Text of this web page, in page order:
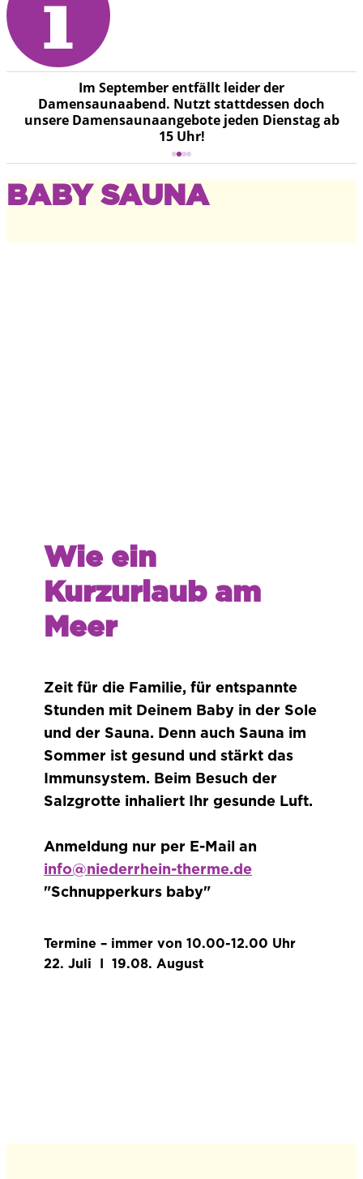
Im September entfällt leider der
Damensaunaabend. Nutzt stattdessen doch
unsere Damensaunaangebote jeden Dienstag ab
15 Uhr!
BABY SAUNA
Wie ein
Kurzurlaub am
Meer
Zeit für die Familie, für entspannte
Stunden mit Deinem Baby in der Sole
und der Sauna. Denn auch Sauna im
Sommer ist gesund und stärkt das
Immunsystem. Beim Besuch der
Salzgrotte inhaliert Ihr gesunde Luft.
Anmeldung nur per E-Mail an
info@niederrhein-therme.de
"Schnupperkurs baby"
Termine – immer von 10.00-12.00 Uhr
22. Juli I 19.08. August